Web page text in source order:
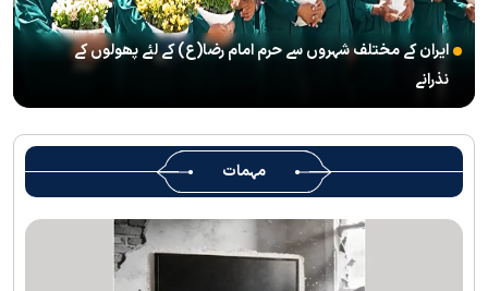
شخصیت تھے؛ استاد پناہی
رہبرشہید کے وداع کے ا یام میں حرم مطہر رضوی بند نہيں ہوگا
رہبرشہید ( رحمت اللہ علیہ ) کی یاد میں رضوی کتابخانہ اور میوزیمز
میں تعزیتی جلسوں اور خصوصی پروگراموں کا انعقاد
روضہ منورہ امام رضا(ع) کے خدام ، سوگوار زائرین کو کھانے اور رہائش
کی خدمات فراہم کرنے کے لئے تیار ہیں
جارجیا کے 130 رکنی مذہبی و ثقافتی وفد کا حرم امام رضا(ع) کے خدام
کی جانب سےخصوصی استقبال
ایران کے مختلف شہروں سے حرم امام رضا(ع) کے لئے پھولوں کے
نذرانے
مہمات